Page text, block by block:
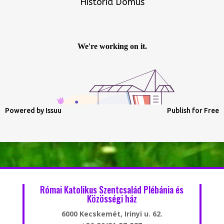
Powered by Issuu Publish for Free
Római Katolikus Szentcsalád Plébánia és
Közösségi ház
6000 Kecskemét, Irinyi u. 62.